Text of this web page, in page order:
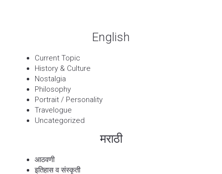
English
Current Topic
History & Culture
Nostalgia
Philosophy
Portrait / Personality
Travelogue
Uncategorized
मराठी
आठवणी
इतिहास व संस्कृती